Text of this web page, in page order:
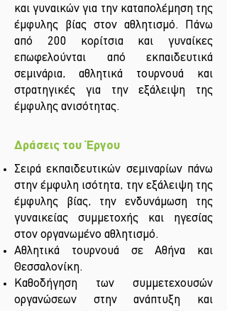
και γυναικών για την καταπολέμηση της
έμφυλης βίας στον αθλητισμό. Πάνω
από 200 κορίτσια και γυναίκες
επωφελούνται από εκπαιδευτικά
σεμινάρια, αθλητικά τουρνουά και
στρατηγικές για την εξάλειψη της
έμφυλης ανισότητας.
Δράσεις του Έργου
Σειρά εκπαιδευτικών σεμιναρίων πάνω
στην έμφυλη ισότητα, την εξάλειψη της
έμφυλης βίας, την ενδυνάμωση της
γυναικείας συμμετοχής και ηγεσίας
στον οργανωμένο αθλητισμό.
Αθλητικά τουρνουά σε Αθήνα και
Θεσσαλονίκη.
Καθοδήγηση των συμμετεχουσών
οργανώσεων στην ανάπτυξη και